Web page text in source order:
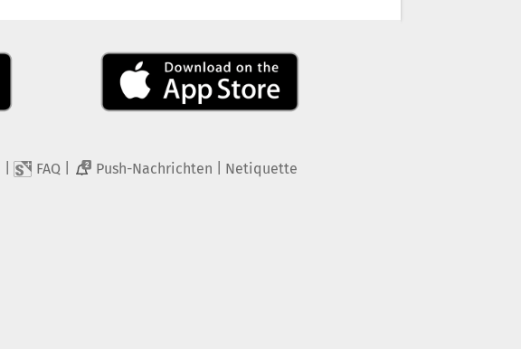
FAQ 2 Push-Nachrichten Netiquette